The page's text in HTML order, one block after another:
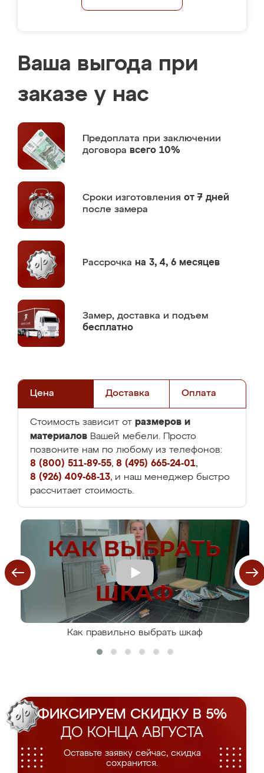
Ваша выгода при
заказе у нас
Предоплата при заключении
договора всего 10%
Сроки изготовления от 7 дней
после замера
Рассрочка на 3, 4, 6 месяцев
Замер, доставка и подъем
бесплатно
Цена Доставка Оплата
Стоимость зависит от размеров и
материалов Вашей мебели. Просто
позвоните нам по любому из телефонов:
8 (800) 511-89-55, 8 (495) 665-24-01,
8 (926) 409-68-13, и наш менеджер быстро
рассчитает стоимость.
Как правильно выбрать шкаф
ФИКСИРУЕМ СКИДКУ В 5%
ДО КОНЦА АВГУСТА
Оставьте заявку сейчас, скидка
сохранится.